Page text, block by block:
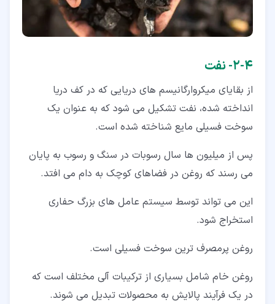
۴‏-‏۲‏- نفت
از بقایای میکروارگانیسم های دریایی که در کف دریا
انداخته شده، نفت تشکیل می شود که به عنوان یک
سوخت فسیلی مایع شناخته شده است.
پس از میلیون ها سال رسوبات در سنگ و رسوب به پایان
می رسند که روغن در فضاهای کوچک به دام می افتد.
این می تواند توسط سیستم عامل های بزرگ حفاری
استخراج شود.
روغن پرمصرف ترین سوخت فسیلی است.
روغن خام شامل بسیاری از ترکیبات آلی مختلف است که
در یک فرآیند پالایش به محصولات تبدیل می شوند.